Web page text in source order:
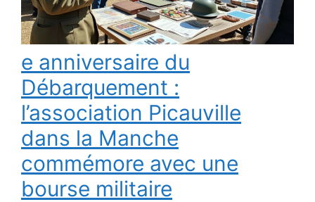
e anniversaire du
Débarquement :
l’association Picauville
dans la Manche
commémore avec une
bourse militaire